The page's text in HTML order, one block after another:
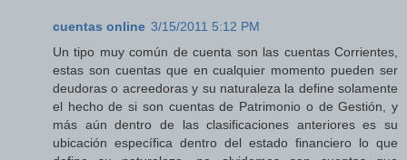
cuentas online 3/15/2011 5:12 PM
Un tipo muy común de cuenta son las cuentas Corrientes,
estas son cuentas que en cualquier momento pueden ser
deudoras o acreedoras y su naturaleza la define solamente
el hecho de si son cuentas de Patrimonio o de Gestión, y
más aún dentro de las clasificaciones anteriores es su
ubicación específica dentro del estado financiero lo que